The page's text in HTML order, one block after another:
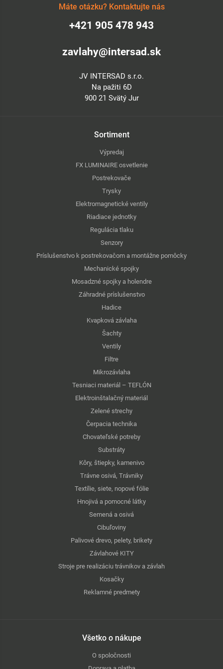
vytekaniu vody z potrubia pri prevýšení až do 3 metrov, čím
- Farebne odlíšené trysky: Umožňujú jednoduchú identifikáciu
Máte otázku? Kontaktujte nás
+421 905 478 943
zavlahy@intersad.sk
JV INTERSAD s.r.o.
Na pažiti 6D
900 21 Svätý Jur
Sortiment
Výpredaj
FX LUMINAIRE osvetlenie
Postrekovače
Trysky
Elektromagnetické ventily
Riadiace jednotky
Regulácia tlaku
Senzory
Príslušenstvo k postrekovačom a montážne pomôcky
Mechanické spojky
Mosadzné spojky a holendre
Záhradné príslušenstvo
Hadice
Kvapková závlaha
Šachty
Ventily
Filtre
Mikrozávlaha
Tesniaci materiál – TEFLÓN
Elektroinštalačný materiál
Zelené strechy
Čerpacia technika
Chovateľské potreby
Substráty
Kôry, štiepky, kamenivo
Trávne osivá, Trávniky
Textílie, siete, nopové fólie
Hnojivá a pomocné látky
Semená a osivá
Cibuľoviny
Palivové drevo, pelety, brikety
Závlahové KITY
Stroje pre realizáciu trávnikov a závlah
Kosačky
Reklamné predmety
Všetko o nákupe
O spoločnosti